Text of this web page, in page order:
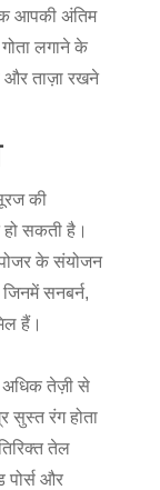
आपकी अंतिम
लगाने के
और ताज़ा रखने
की
सकती है।
के संयोजन
सनबर्न,
हैं।
अधिक तेज़ी से
सुस्त रंग होता
तेल
पोर्स और